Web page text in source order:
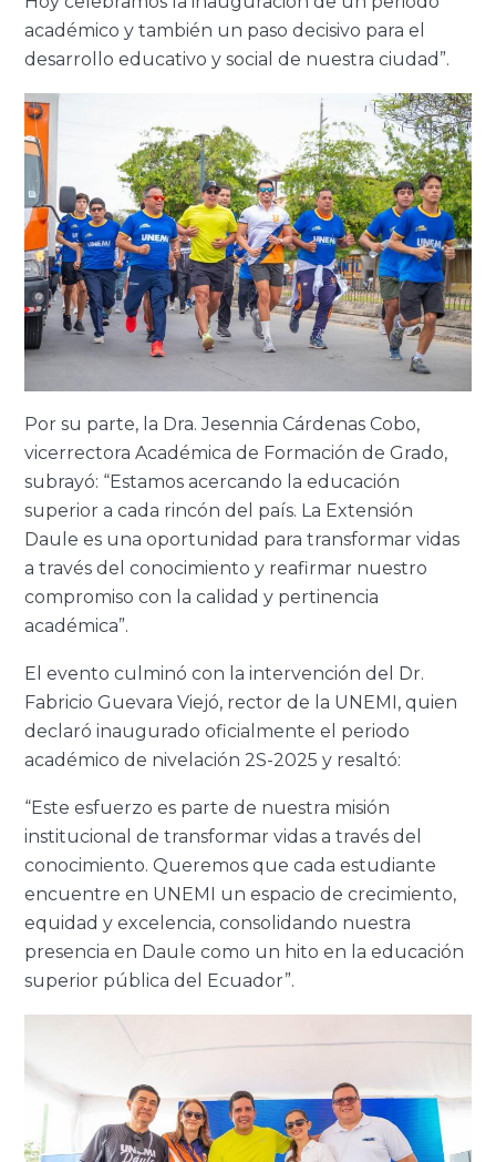
académico y también un paso decisivo para el
desarrollo educativo y social de nuestra ciudad”.
Por su parte, la Dra. Jesennia Cárdenas Cobo,
vicerrectora Académica de Formación de Grado,
subrayó: “Estamos acercando la educación
superior a cada rincón del país. La Extensión
Daule es una oportunidad para transformar vidas
a través del conocimiento y reafirmar nuestro
compromiso con la calidad y pertinencia
académica”.
El evento culminó con la intervención del Dr.
Fabricio Guevara Viejó, rector de la UNEMI, quien
declaró inaugurado oficialmente el periodo
académico de nivelación 2S-2025 y resaltó:
“Este esfuerzo es parte de nuestra misión
institucional de transformar vidas a través del
conocimiento. Queremos que cada estudiante
encuentre en UNEMI un espacio de crecimiento,
equidad y excelencia, consolidando nuestra
presencia en Daule como un hito en la educación
superior pública del Ecuador”.